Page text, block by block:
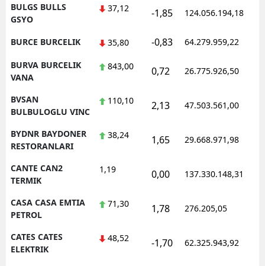
BULGS BULLS
GSYO
37,12 -1,85 124.056.194,18
BURCE BURCELIK 35,80 -0,83 64.279.959,22
BURVA BURCELIK
VANA
843,00 0,72 26.775.926,50
BVSAN
BULBULOGLU VINC
110,10 2,13 47.503.561,00
BYDNR BAYDONER
RESTORANLARI
38,24 1,65 29.668.971,98
CANTE CAN2
TERMIK
1,19 0,00 137.330.148,31
CASA CASA EMTIA
PETROL
71,30 1,78 276.205,05
CATES CATES
ELEKTRIK
48,52 -1,70 62.325.943,92